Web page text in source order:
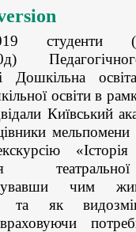
студенти
Дошкільна
освіти в
Київський
мельпомени
чим
та як
враховуючи